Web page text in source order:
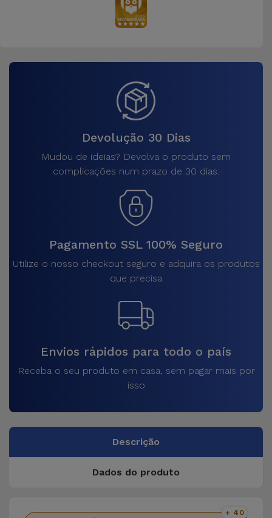
Devolução 30 Dias
Mudou de ideias? Devolva o produto sem
complicações num prazo de 30 dias.
Pagamento SSL 100% Seguro
Utilize o nosso checkout seguro e adquira os produtos
que precisa
Envios rápidos para todo o país
Receba o seu produto em casa, sem pagar mais por
isso
Descrição
Dados do produto
+ 40